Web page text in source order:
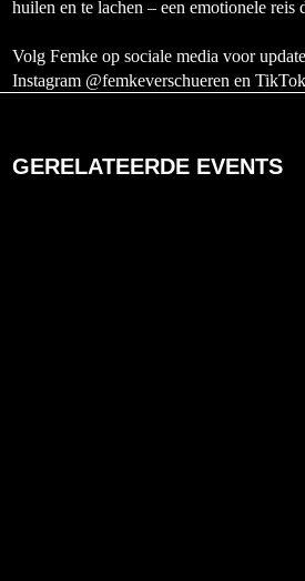
huilen en te lachen – een emotionele reis
Volg Femke op sociale media voor
Instagram @femkeverschueren en
GERELATEERDE EVENTS